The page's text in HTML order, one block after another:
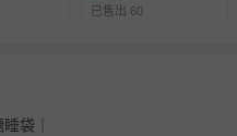
已售出 60
袋｜